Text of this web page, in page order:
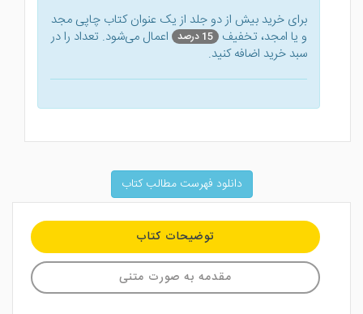
برای خرید بیش از دو جلد از یک عنوان کتاب‌ چاپی مجد
و یا امجد، تخفیف 15 درصد
اعمال می‌شود. تعداد را در
سبد خرید اضافه کنید.
دانلود فهرست مطالب کتاب
توضیحات کتاب
مقدمه به صورت متنی